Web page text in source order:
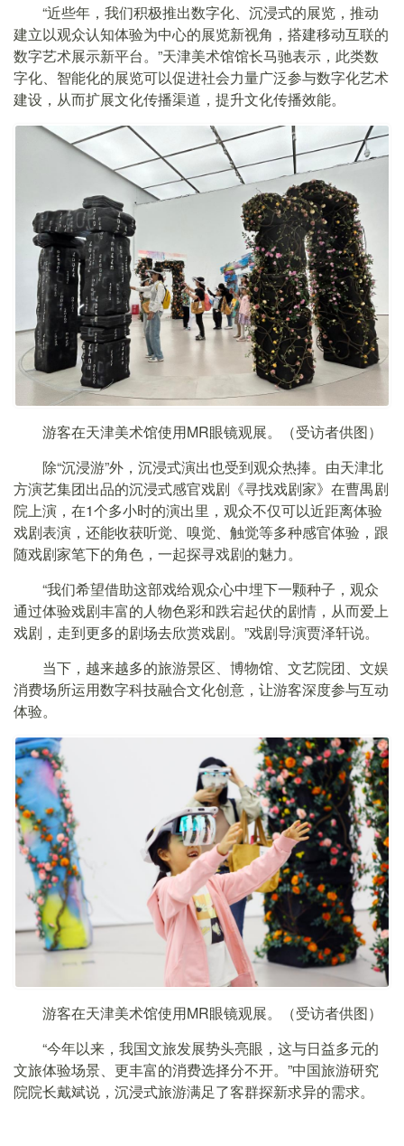
“近些年，我们积极推出数字化、沉浸式的展览，推动
建立以观众认知体验为中心的展览新视角，搭建移动互联的
数字艺术展示新平台。”天津美术馆馆长马驰表示，此类数
字化、智能化的展览可以促进社会力量广泛参与数字化艺术
建设，从而扩展文化传播渠道，提升文化传播效能。
游客在天津美术馆使用MR眼镜观展。（受访者供图）
除“沉浸游”外，沉浸式演出也受到观众热捧。由天津北
方演艺集团出品的沉浸式感官戏剧《寻找戏剧家》在曹禺剧
院上演，在1个多小时的演出里，观众不仅可以近距离体验
戏剧表演，还能收获听觉、嗅觉、触觉等多种感官体验，跟
随戏剧家笔下的角色，一起探寻戏剧的魅力。
“我们希望借助这部戏给观众心中埋下一颗种子，观众
通过体验戏剧丰富的人物色彩和跌宕起伏的剧情，从而爱上
戏剧，走到更多的剧场去欣赏戏剧。”戏剧导演贾泽轩说。
当下，越来越多的旅游景区、博物馆、文艺院团、文娱
消费场所运用数字科技融合文化创意，让游客深度参与互动
体验。
游客在天津美术馆使用MR眼镜观展。（受访者供图）
“今年以来，我国文旅发展势头亮眼，这与日益多元的
文旅体验场景、更丰富的消费选择分不开。”中国旅游研究
院院长戴斌说，沉浸式旅游满足了客群探新求异的需求。